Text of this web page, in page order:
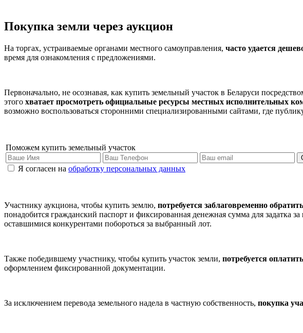
Покупка земли через аукцион
На торгах, устраиваемые органами местного самоуправления, часто удается
время для ознакомления с предложениями.
Первоначально, не осознавая, как купить земельный участок в Беларуси
этого хватает просмотреть официальные ресурсы местных исполнительных
возможно воспользоваться сторонними специализированными сайтами, где
Поможем купить земельный участок
Я согласен на обработку персональных данных
Участнику аукциона, чтобы купить землю, потребуется заблаговременно
понадобится гражданский паспорт и фиксированная денежная сумма для задатка
оставшимися конкурентами побороться за выбранный лот.
Также победившему участнику, чтобы купить участок земли, потребуется
оформлением фиксированной документации.
За исключением перевода земельного надела в частную собственность, покупка